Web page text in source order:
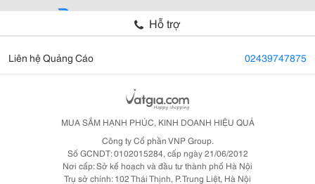
Hỗ trợ
Liên hệ Quảng Cáo 02439747875
MUA SẮM HẠNH PHÚC, KINH DOANH HIỆU QUẢ
Công ty Cổ phần VNP Group.
Số GCNDT: 0102015284, cấp ngày 21/06/2012
Nơi cấp: Sở kế hoạch và đầu tư thành phố Hà Nội
Trụ sở chính: 102 Thái Thịnh, P. Trung Liệt, Hà Nội